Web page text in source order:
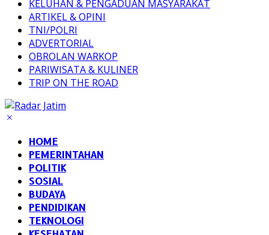
KELUHAN & PENGADUAN MASYARAKAT
ARTIKEL & OPINI
TNI/POLRI
ADVERTORIAL
OBROLAN WARKOP
PARIWISATA & KULINER
TRIP ON THE ROAD
HOME
PEMERINTAHAN
POLITIK
SOSIAL
BUDAYA
PENDIDIKAN
TEKNOLOGI